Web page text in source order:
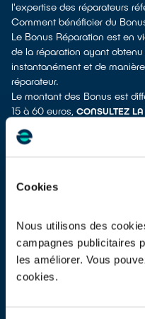
Cookies
Nous utilisons des
campagnes publicitaires
les améliorer. Vous
cookies.
l'expertise des réparateurs
Comment bénéficier du
Le Bonus Réparation est en
de la réparation ayant
instantanément et de
réparateur.
Le montant des Bonus est
15 à 60 euros, CONSULTEZ
pour trouver le montant de la
appareil.